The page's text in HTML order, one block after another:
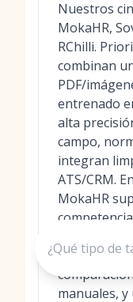
Nuestros
MokaHR,
RChilli.
combinan
PDF/
entrenado
alta
campo,
integran
ATS/CRM.
MokaHR
de
con un 87%
manuales, y